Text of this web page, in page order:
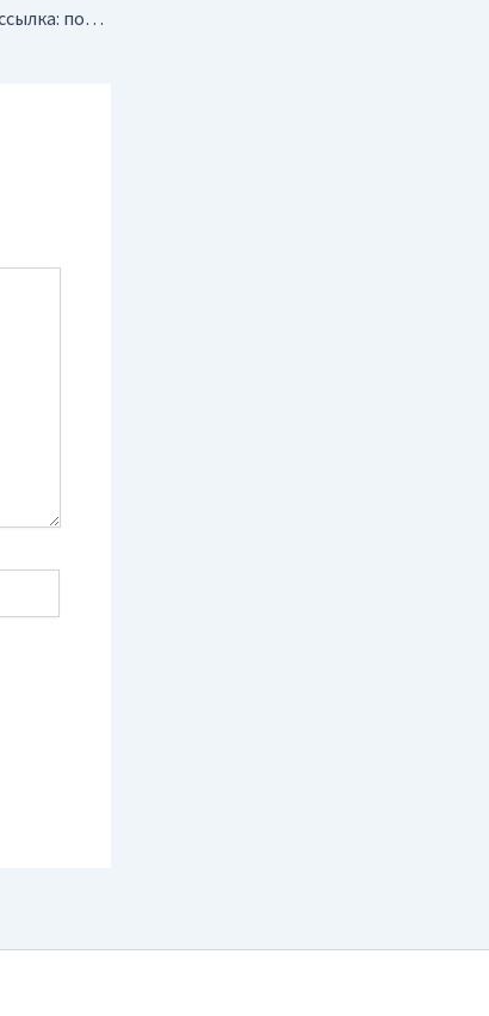
кракен даркнет маркет ссылка: почему ссылки из чатов могут вести на фишинг